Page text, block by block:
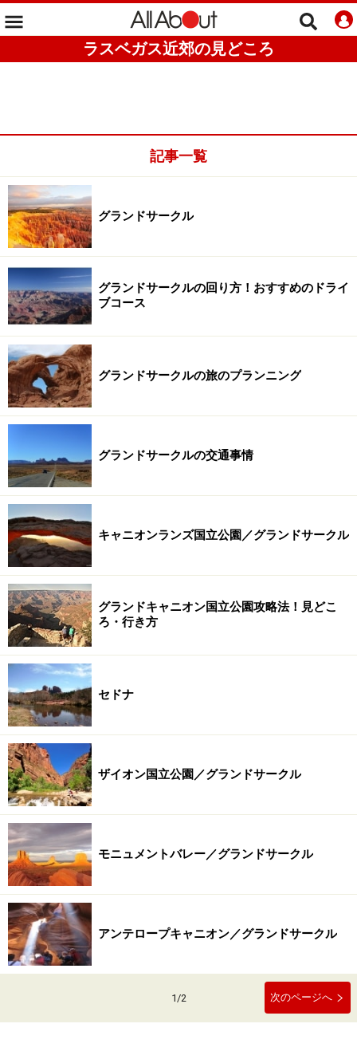
ラスベガス近郊の見どころ
記事一覧
グランドサークル
グランドサークルの回り方！おすすめのドライ
ブコース
グランドサークルの旅のプランニング
グランドサークルの交通事情
キャニオンランズ国立公園／グランドサークル
グランドキャニオン国立公園攻略法！見どこ
ろ・行き方
セドナ
ザイオン国立公園／グランドサークル
モニュメントバレー／グランドサークル
アンテロープキャニオン／グランドサークル
1/2 次のページへ